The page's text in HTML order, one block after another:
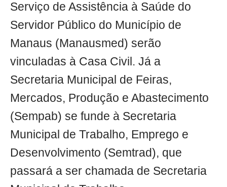
Serviço de Assistência à Saúde do
Servidor Público do Município de
Manaus (Manausmed) serão
vinculadas à Casa Civil. Já a
Secretaria Municipal de Feiras,
Mercados, Produção e Abastecimento
(Sempab) se funde à Secretaria
Municipal de Trabalho, Emprego e
Desenvolvimento (Semtrad), que
passará a ser chamada de Secretaria